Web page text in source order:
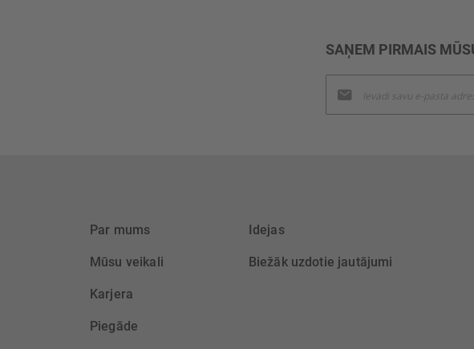
SAŅEM PIRMAIS
jaunumu
saņemšanai:
Par mums
Mūsu veikali
Karjera
Piegāde
Idejas
Biežāk uzdotie jautājumi